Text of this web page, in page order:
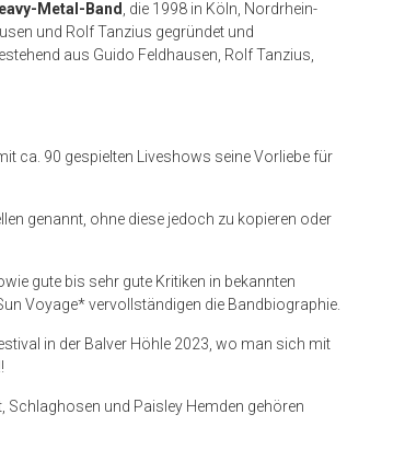
Metal-Band, die 1998 in Köln, Nordrhein-
und Rolf Tanzius gegründet und
aus Guido Feldhausen, Rolf Tanzius,
ca. 90 gespielten Liveshows seine Vorliebe für
genannt, ohne diese jedoch zu kopieren oder
gute bis sehr gute Kritiken in bekannten
Voyage* vervollständigen die Bandbiographie.
in der Balver Höhle 2023, wo man sich mit
Schlaghosen und Paisley Hemden gehören